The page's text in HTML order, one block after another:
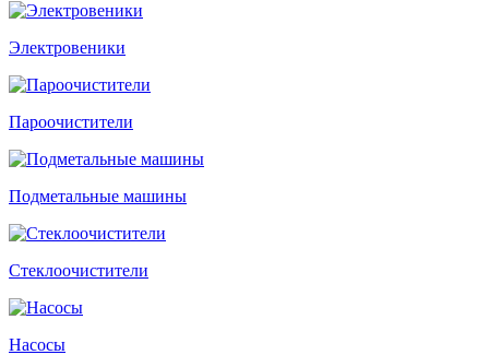
Электровеники
Пароочистители
Подметальные машины
Стеклоочистители
Насосы